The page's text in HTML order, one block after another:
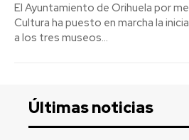
El Ayuntamiento de Orihuela por
Cultura ha puesto en marcha la
a los tres museos...
Últimas noticias